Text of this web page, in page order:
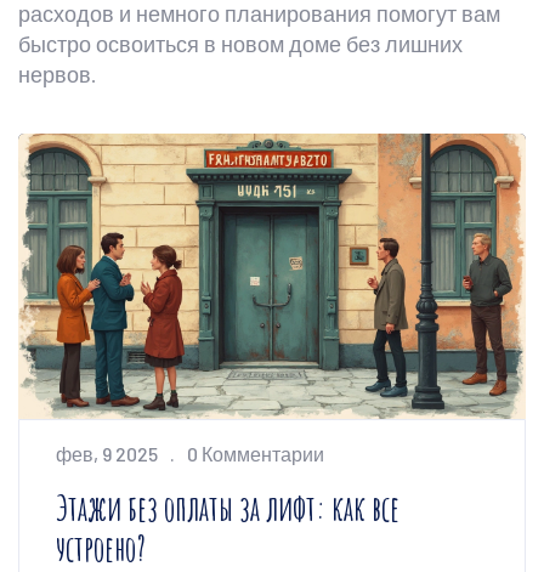
расходов и немного планирования помогут вам
быстро освоиться в новом доме без лишних
нервов.
фев, 9 2025 0 Комментарии
Этажи без оплаты за лифт: как все
устроено?